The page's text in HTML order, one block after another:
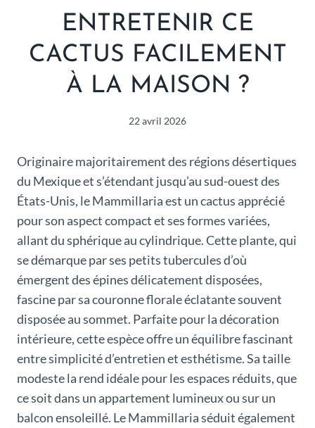
ENTRETENIR CE
CACTUS FACILEMENT
À LA MAISON ?
22 avril 2026
Originaire majoritairement des régions désertiques
du Mexique et s’étendant jusqu’au sud-ouest des
États-Unis, le Mammillaria est un cactus apprécié
pour son aspect compact et ses formes variées,
allant du sphérique au cylindrique. Cette plante, qui
se démarque par ses petits tubercules d’où
émergent des épines délicatement disposées,
fascine par sa couronne florale éclatante souvent
disposée au sommet. Parfaite pour la décoration
intérieure, cette espèce offre un équilibre fascinant
entre simplicité d’entretien et esthétisme. Sa taille
modeste la rend idéale pour les espaces réduits, que
ce soit dans un appartement lumineux ou sur un
balcon ensoleillé. Le Mammillaria séduit également